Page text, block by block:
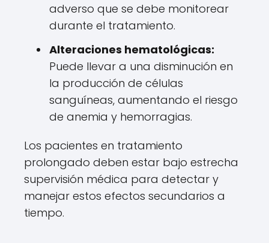
adverso que se debe monitorear
durante el tratamiento.
Alteraciones hematológicas:
Puede llevar a una disminución en
la producción de células
sanguíneas, aumentando el riesgo
de anemia y hemorragias.
Los pacientes en tratamiento
prolongado deben estar bajo estrecha
supervisión médica para detectar y
manejar estos efectos secundarios a
tiempo.